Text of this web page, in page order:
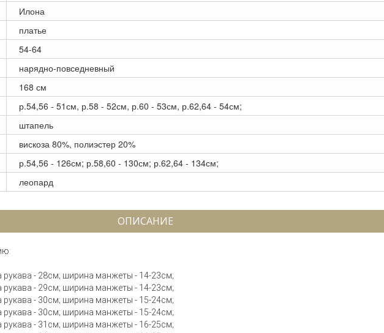
Илона
платье
54-64
нарядно-повседневный
168 см
р.54,56 - 51см, р.58 - 52см, р.60 - 53см, р.62,64 - 54см;
штапель
вискоза 80%, полиэстер 20%
р.54,56 - 126см; р.58,60 - 130см; р.62,64 - 134см;
леопард
ОПИСАНИЕ
- 28см; ширина манжеты - 14-23см;
- 29см; ширина манжеты - 14-23см;
- 30см; ширина манжеты - 15-24см;
- 30см; ширина манжеты - 15-24см;
- 31см; ширина манжеты - 16-25см;